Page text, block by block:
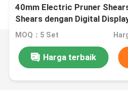
40mm Electric Pruner
Shears dengan Digital
MOQ：5 Set
Harga terbaik